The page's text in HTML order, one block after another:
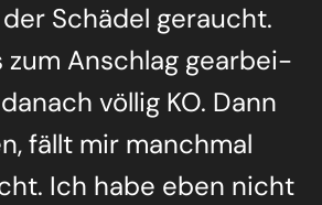
Schä­del geraucht.
zum Anschlag gear­bei­
völ­lig KO. Dann
fällt mir manch­mal
Ich habe eben nicht